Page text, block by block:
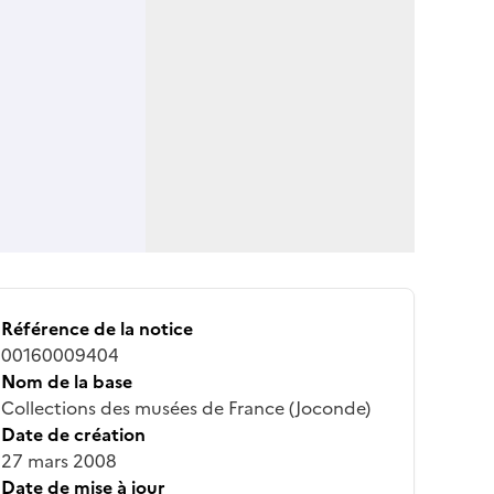
Référence de la notice
00160009404
Nom de la base
Collections des musées de France (Joconde)
Date de création
27 mars 2008
Date de mise à jour